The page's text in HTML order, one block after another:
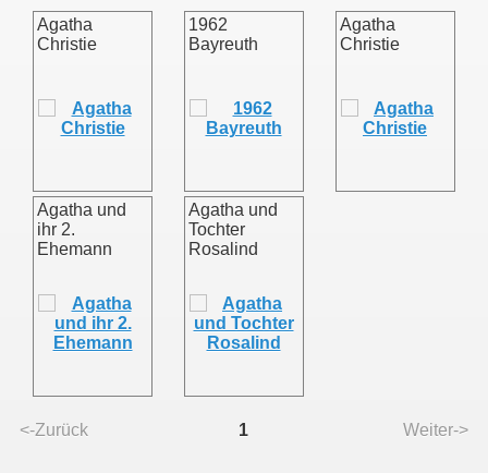
Agatha
Christie
1962
Bayreuth
Agatha
Christie
Agatha und
ihr 2.
Ehemann
Agatha und
Tochter
Rosalind
<-Zurück 1 Weiter->